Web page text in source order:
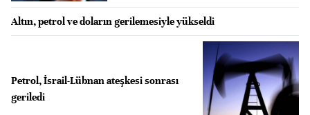
Altın, petrol ve doların gerilemesiyle yükseldi
Petrol, İsrail-Lübnan ateşkesi sonrası
geriledi